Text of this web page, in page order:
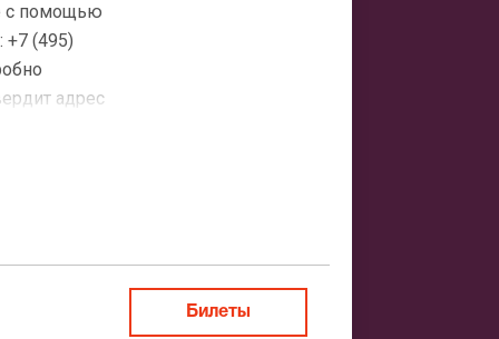
с помощью
(495)
адрес
заказ
Билеты